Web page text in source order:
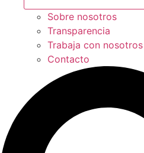
Sobre nosotros
Transparencia
Trabaja con nosotros
Contacto